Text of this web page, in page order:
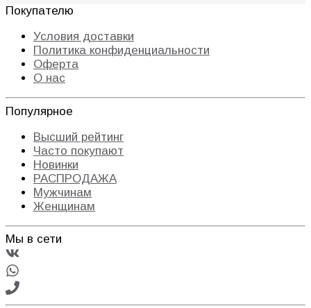
Покупателю
Условия доставки
Политика конфиденциальности
Оферта
О нас
Популярное
Высший рейтинг
Часто покупают
Новинки
РАСПРОДАЖА
Мужчинам
Женщинам
Мы в сети